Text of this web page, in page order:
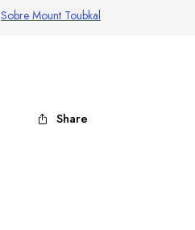
Sobre Mount Toubkal
Share